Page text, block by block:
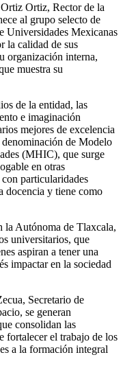
Ortiz, Rector de la
al grupo selecto de
Universidades Mexicanas
la calidad de sus
organización interna,
muestra su
de la entidad, las
e imaginación
mejores de excelencia
de Modelo
(MHIC), que surge
en otras
particularidades
docencia y tiene como
la Autónoma de Tlaxcala,
universitarios, que
aspiran a tener una
impactar en la sociedad
Secretario de
se generan
consolidan las
fortalecer el trabajo de los
a la formación integral